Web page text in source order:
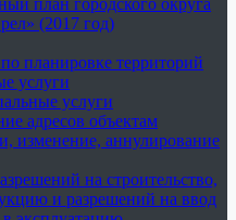
план городского округа
(2017 год)
планировке территорий
услуги
услуги
адресов объектам
изменение, аннулирование
на строительство,
и разрешений на ввод